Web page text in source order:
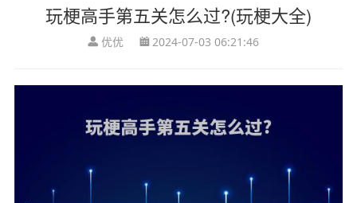
玩梗高手第五关怎么过?(玩梗大全)
优优 2024-07-03 06:21:46